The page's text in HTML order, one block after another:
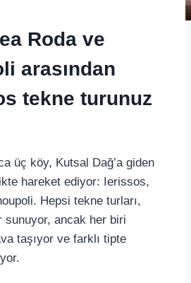
Roda ve
arasından
tekne turunuz
üç köy, Kutsal Dağ’a giden
hareket ediyor: Ierissos,
Hepsi tekne turları,
sunuyor, ancak her biri
taşıyor ve farklı tipte